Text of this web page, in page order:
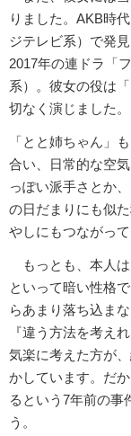
りました。AKB時
ジテレビ系）で発
2017年の連ドラ「
系）。彼女の役は
切なく演じました。
「とと姉ちゃん」
合い、日常的な空
っぽい派手さとか
の日だまりにも似
やしにもつながって
もっとも、本人は
といって暗い性格
らあまり落ち込ま
『違う方法を考え
気楽に考えた方が
かしています。だ
るという7年前の事
う。